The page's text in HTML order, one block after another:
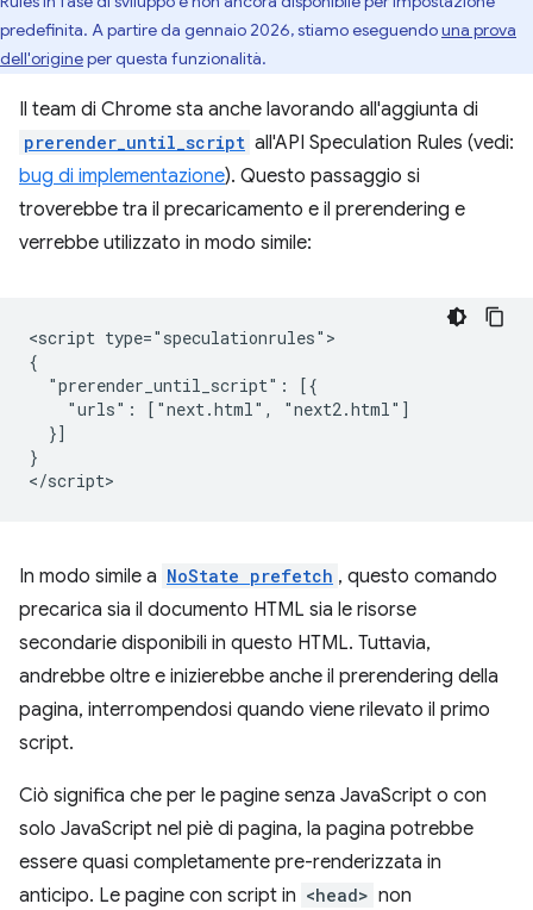
predefinita. A partire da gennaio 2026, stiamo eseguendouna prova
dell'origineper questa funzionalità.
Il team di Chrome sta anche lavorando all'aggiunta di
prerender_until_script all'API Speculation Rules (vedi:
bug di implementazione). Questo passaggio si
troverebbe tra il precaricamento e il prerendering e
verrebbe utilizzato in modo simile:
<script type="speculationrules">
{
  "prerender_until_script": [{
    "urls": ["next.html", "next2.html"]
  }]
}
In modo simile a NoState prefetch , questo comando
precarica sia il documento HTML sia le risorse
secondarie disponibili in questo HTML. Tuttavia,
andrebbe oltre e inizierebbe anche il prerendering della
pagina, interrompendosi quando viene rilevato il primo
script.
Ciò significa che per le pagine senza JavaScript o con
solo JavaScript nel piè di pagina, la pagina potrebbe
essere quasi completamente pre-renderizzata in
anticipo. Le pagine con script in <head> non